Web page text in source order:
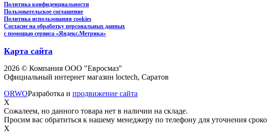
Политика конфиденциальности
Пользовательское соглашение
Политика использования cookies
Согласие на обработку персональных данных
с помощью сервиса «Яндекс.Метрика»
Карта сайта
2026 © Компания ООО "Евросмаз"
Официальный интернет магазин loctech, Саратов
ORWOРазработка и продвижение сайта
X
Сожалеем, но данного товара нет в наличии на складе.
Просим вас обратиться к нашему менеджеру по телефону для уточнения
X